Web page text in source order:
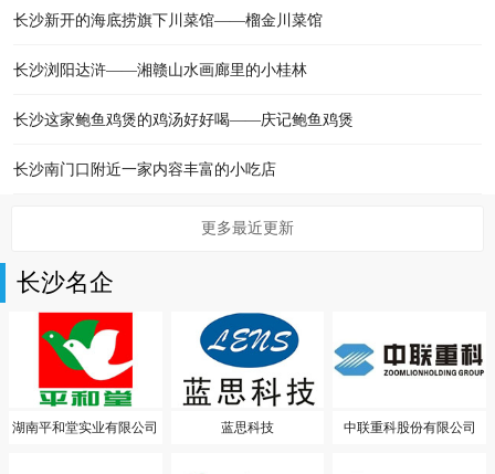
长沙新开的海底捞旗下川菜馆——榴金川菜馆
长沙浏阳达浒——湘赣山水画廊里的小桂林
长沙这家鲍鱼鸡煲的鸡汤好好喝——庆记鲍鱼鸡煲
长沙南门口附近一家内容丰富的小吃店
更多最近更新
长沙名企
湖南平和堂实业有限公司 蓝思科技 中联重科股份有限公司